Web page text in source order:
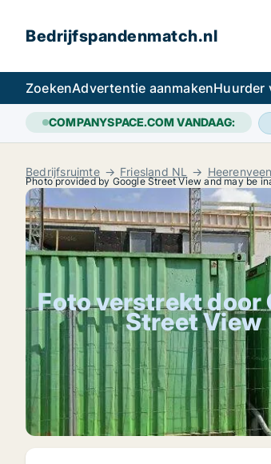
Bedrijfspandenmatch.nl
ZoekenAdvertentie aanmakenHuurder
COMPANYSPACE.COM VANDAAG:
Bedrijfsruimte Friesland NL Heerenveen
Photo provided by Google Street View and may be
Foto verstrekt door
Street View